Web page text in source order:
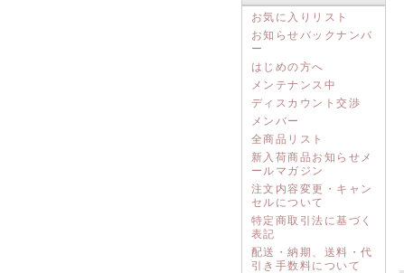
お気に入りリスト
お知らせバックナンバ
ー
はじめの方へ
メンテナンス中
ディスカウント交渉
メンバー
全商品リスト
新入荷商品お知らせメ
ールマガジン
注文内容変更・キャン
セルについて
特定商取引法に基づく
表記
配送・納期、送料・代
引き手数料について